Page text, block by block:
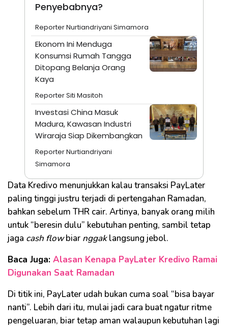
Penyebabnya?
Reporter Nurtiandriyani Simamora
Ekonom Ini Menduga
Konsumsi Rumah Tangga
Ditopang Belanja Orang
Kaya
Reporter Siti Masitoh
Investasi China Masuk
Madura, Kawasan Industri
Wiraraja Siap Dikembangkan
Reporter Nurtiandriyani
Simamora
Data Kredivo menunjukkan kalau transaksi PayLater
paling tinggi justru terjadi di pertengahan Ramadan,
bahkan sebelum THR cair. Artinya, banyak orang milih
untuk “beresin dulu” kebutuhan penting, sambil tetap
jaga cash flowbiar nggaklangsung jebol.
Baca Juga: Alasan Kenapa PayLater Kredivo Ramai
Digunakan Saat Ramadan
Di titik ini, PayLater udah bukan cuma soal “bisa bayar
nanti”. Lebih dari itu, mulai jadi cara buat ngatur ritme
pengeluaran, biar tetap aman walaupun kebutuhan lagi